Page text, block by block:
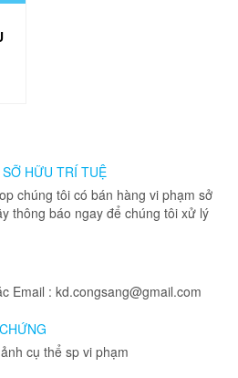
HỮU TRÍ TUỆ
chúng tôi có bán hàng vi phạm sở
thông báo ngay để chúng tôi xử lý
Email : kd.congsang@gmail.com
cụ thể sp vi phạm